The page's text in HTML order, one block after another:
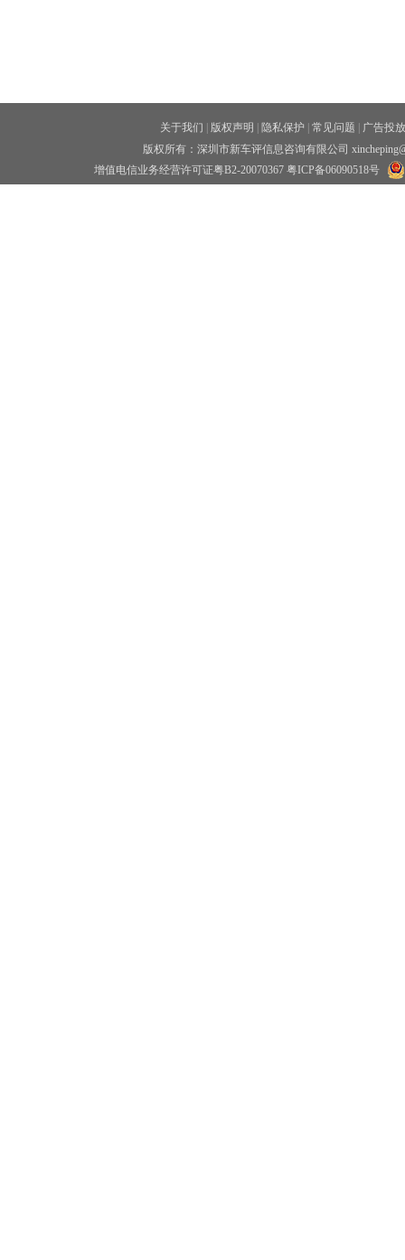
关于我们 版权声明 隐私保护 常见问题
广告投放
版权所有：深圳市新车评信息咨询有限公司
增值电信业务经营许可证粤B2-20070367 粤ICP备06090518号